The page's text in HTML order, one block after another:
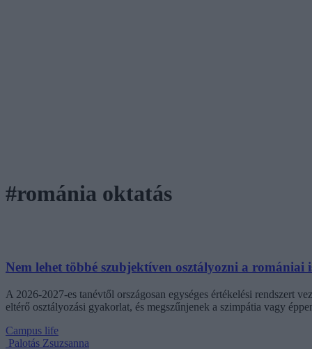
#románia oktatás
Nem lehet többé szubjektíven osztályozni a
A 2026-2027-es tanévtől országosan egységes értékelési rendszert
eltérő osztályozási gyakorlat, és megszűnjenek a szimpátia vagy
Campus life
Palotás Zsuzsanna